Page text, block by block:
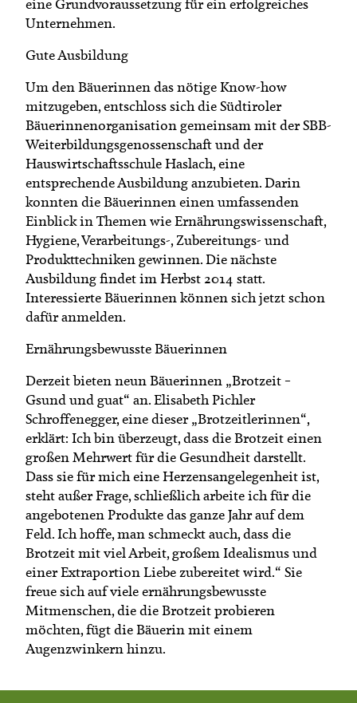
eine Grundvoraussetzung für ein erfolgreiches
Unternehmen.
Gute Ausbildung
Um den Bäuerinnen das nötige Know-how
mitzugeben, entschloss sich die Südtiroler
Bäuerinnenorganisation gemeinsam mit der SBB-
Weiterbildungsgenossenschaft und der
Hauswirtschaftsschule Haslach, eine
entsprechende Ausbildung anzubieten. Darin
konnten die Bäuerinnen einen umfassenden
Einblick in Themen wie Ernährungswissenschaft,
Hygiene, Verarbeitungs-, Zubereitungs- und
Produkttechniken gewinnen. Die nächste
Ausbildung findet im Herbst 2014 statt.
Interessierte Bäuerinnen können sich jetzt schon
dafür anmelden.
Ernährungsbewusste Bäuerinnen
Derzeit bieten neun Bäuerinnen „Brotzeit –
Gsund und guat“ an. Elisabeth Pichler
Schroffenegger, eine dieser „Brotzeitlerinnen“,
erklärt: Ich bin überzeugt, dass die Brotzeit einen
großen Mehrwert für die Gesundheit darstellt.
Dass sie für mich eine Herzensangelegenheit ist,
steht außer Frage, schließlich arbeite ich für die
angebotenen Produkte das ganze Jahr auf dem
Feld. Ich hoffe, man schmeckt auch, dass die
Brotzeit mit viel Arbeit, großem Idealismus und
einer Extraportion Liebe zubereitet wird.“ Sie
freue sich auf viele ernährungsbewusste
Mitmenschen, die die Brotzeit probieren
möchten, fügt die Bäuerin mit einem
Augenzwinkern hinzu.